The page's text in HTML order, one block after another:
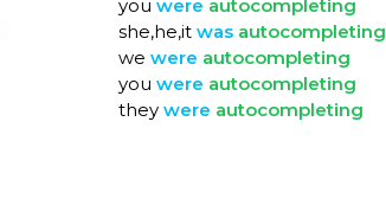
you were autocompleting
she,he,it was autocompleting
we were autocompleting
you were autocompleting
they were autocompleting